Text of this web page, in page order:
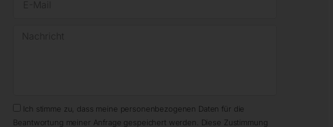
Ich stimme zu, dass meine personenbezogenen Daten für die
Beantwortung meiner Anfrage gespeichert werden. Diese Zustimmung